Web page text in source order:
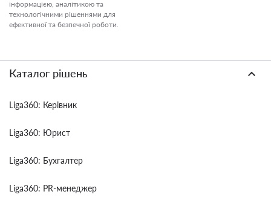
інформацією, аналітикою та
технологічними рішеннями для
ефективної та безпечної роботи.
Каталог рішень
Liga360: Керівник
Liga360: Юрист
Liga360: Бухгалтер
Liga360: PR-менеджер